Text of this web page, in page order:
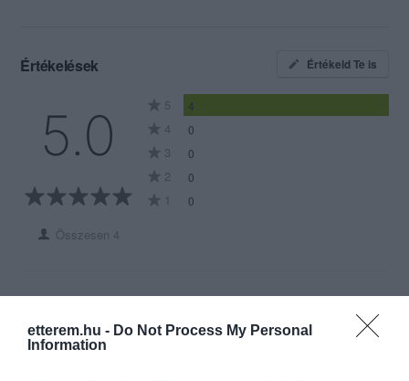
etterem.hu - Do Not Process My Personal
Information
Értékelések Értékeld Te is
5.0
Összesen 4
5 4
4 0
3 0
2 0
1 0
Vörösmarty u. 150 nálam ételt